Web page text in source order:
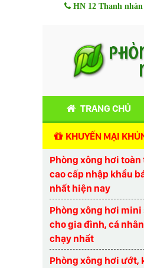
HN 12 Thanh nhàn
TRANG CHỦ
KHUYẾN MẠI
Phòng xông hơi toàn
cao cấp nhập khẩu
nhất hiện nay
Phòng xông hơi mini
cho gia đình, cá
chạy nhất
Phòng xông hơi ướt,